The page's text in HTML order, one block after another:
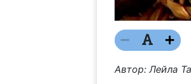
Автор: Лейла